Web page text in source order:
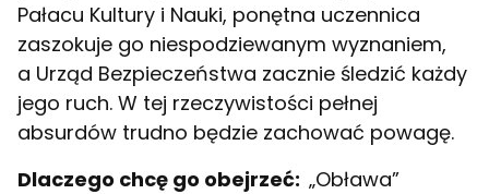
Pałacu Kultury i Nauki, ponętna uczennica
zaszokuje go niespodziewanym wyznaniem,
a Urząd Bezpieczeństwa zacznie śledzić każdy
jego ruch. W tej rzeczywistości pełnej
absurdów trudno będzie zachować powagę.
Dlaczego chcę go obejrzeć: „Obława”